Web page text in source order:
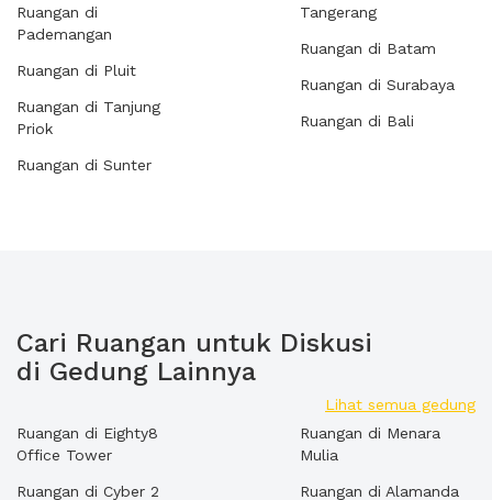
Ruangan di
Pademangan
Ruangan di Pluit
Ruangan di Tanjung
Priok
Ruangan di Sunter
Tangerang
Ruangan di Batam
Ruangan di Surabaya
Ruangan di Bali
Cari Ruangan untuk Diskusi
di Gedung Lainnya
Lihat semua gedung
Ruangan di Eighty8
Office Tower
Ruangan di Cyber 2
Ruangan di Menara
Mulia
Ruangan di Alamanda